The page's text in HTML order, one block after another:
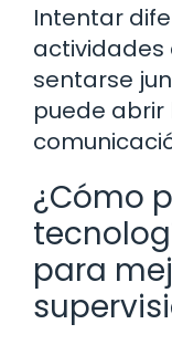
Intentar
actividades
sentarse
puede abrir
¿Cómo
para